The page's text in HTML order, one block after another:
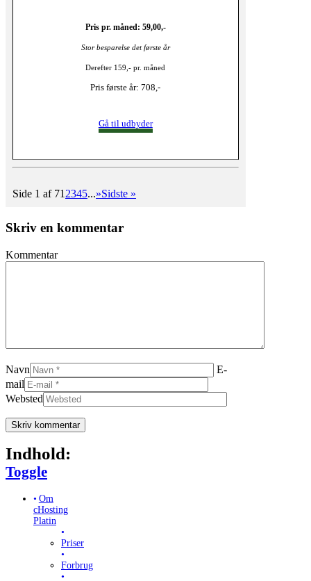
Pris pr. måned: 59,00,-
Stor besparelse det første år
Derefter 159,- pr. måned
Pris første år: 708,-
Gå til udbyder
Side 1 af 71 2345...»Sidste »
Skriv en kommentar
Kommentar
Navn
E-
mail
Websted
Indhold:
Toggle Table of Content
Toggle
Om
cHosting
Platin
Priser
Forbrug